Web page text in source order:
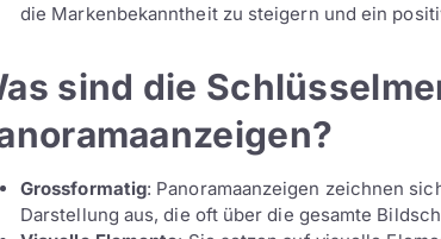
die Markenbekanntheit zu steigern und ein
sind die
Grossformatig: Panoramaanzeigen zeichnen
Darstellung aus, die oft über die gesamte